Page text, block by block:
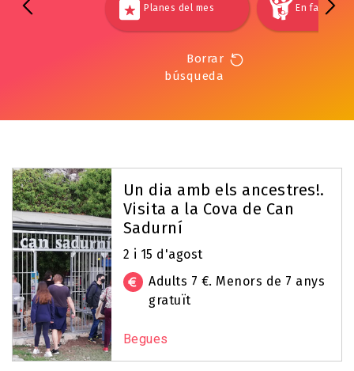
Planes del mes En familia
Borrar
búsqueda
Un dia amb els ancestres!.
Visita a la Cova de Can
Sadurní
2 i 15 d'agost
Adults 7 €. Menors de 7 anys
gratuït
Begues